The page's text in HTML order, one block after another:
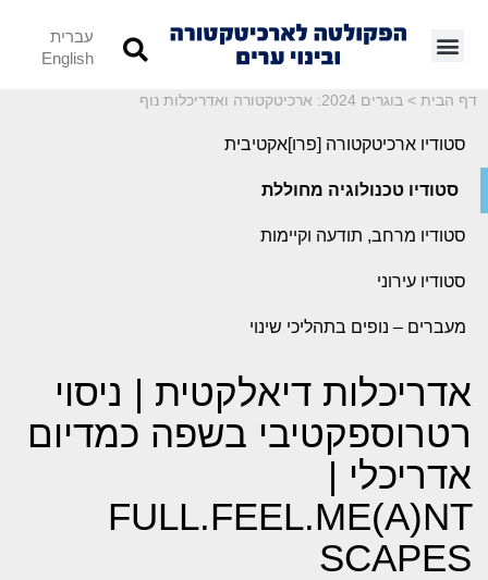
עברית
English
דף הבית > בוגרים 2024: ארכיטקטורה ואדריכלות נוף
סטודיו ארכיטקטורה [פרו]אקטיבית
סטודיו טכנולוגיה מחוללת
סטודיו מרחב, תודעה וקיימות
סטודיו עירוני
מעברים – נופים בתהליכי שינוי
אדריכלות דיאלקטית | ניסוי
רטרוספקטיבי בשפה כמדיום
אדריכלי |
FULL.FEEL.ME(A)NT
SCAPES